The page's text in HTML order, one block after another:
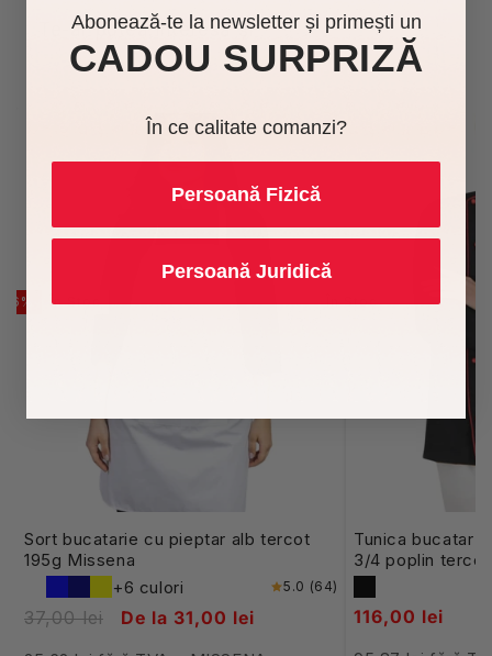
Te-ar putea interesa și
În Stoc
Sort bucatarie cu pieptar alb tercot
195g Missena
+6 culori
5.0 (64)
37,00 lei De la 31,00 lei
În Stoc
Tunica bucatar
3/4 poplin
116,00 lei
Abonează-te la newsletter și primești un
CADOU SURPRIZĂ
În ce calitate comanzi?
Persoană Fizică
Persoană Juridică